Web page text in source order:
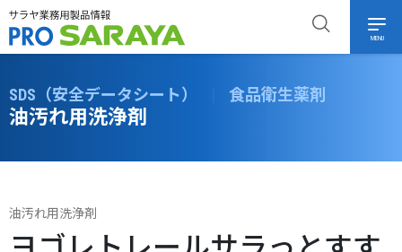
MENU
SDS（安全データシート） | 食品衛生薬剤
油汚れ用洗浄剤
油汚れ用洗浄剤